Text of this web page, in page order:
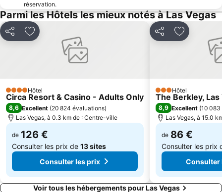
Musée de la Découverte pour enfants
Montecito Marketplace I & II
AAPEX
SHOT SHOW
Inn Zone Flamingo
Hard Rock Café Las Vegas Strip
Century Orleans 18 Movie Theater at Orleans Casino
South Point Showroom
Summerlin
Aliante
réservation.
Parmi les Hôtels les mieux notés à Las Vegas
PartagerAjouter à mes favoris
4 ÉtoilesHôtel
Circa Resort & Casino - Adults Only
8,6 Excellent (20 824 évaluations)
Las Vegas, à 0.3 km de : Centre-ville
de 126 €
Consulter les prix de 13 sites
Consulter les prix
PartagerAjouter à
3 Étoiles
Hôtel
The Berkley, Las
8,9 Excellent (10 083
Las Vegas, à 15.0
de 86 €
Consulter les prix
Consulter
Voir tous les hébergements pour Las Vegas